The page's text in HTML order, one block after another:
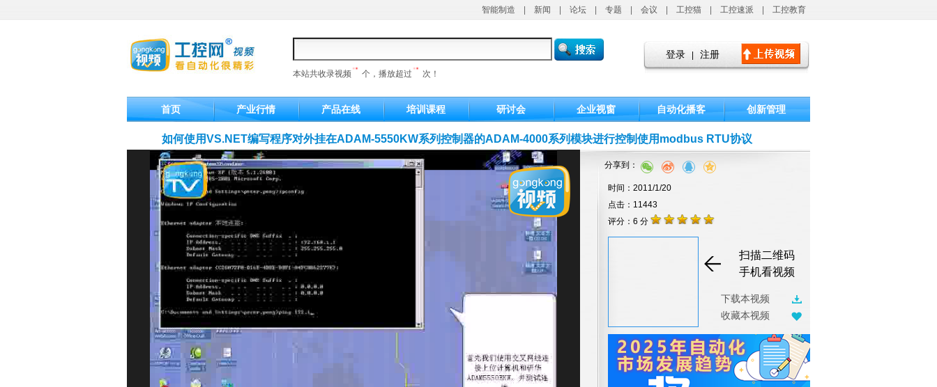
智能制造 新闻 论坛 专题 会议 工控猫 工控速派 工控教育
本站共收录视频 个，播放超过 次！
登录 注册
首页 产业行情 产品在线 培训课程 研讨会 企业视窗 自动化播客 创新管理
如何使用VS.NET编写程序对外挂在ADAM-5550KW系列控制器的ADAM-4000系列模块进行控制使用modbus RTU协议
分享到：
时间：2011/1/20
点击：11443
评分：6 分
扫描二维码
手机看视频
下载本视频
收藏本视频